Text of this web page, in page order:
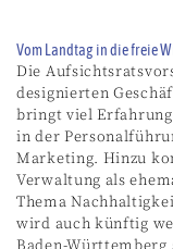
Vom Landtag in die freie
Die
designierten
bringt viel
in der
Marketing. Hinzu
Verwaltung als
Thema
wird auch künftig